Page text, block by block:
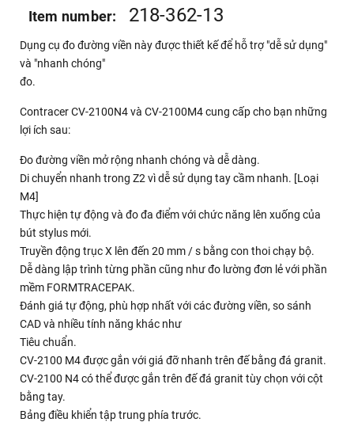
Item number: 218-362-13
Dụng cụ đo đường viền này được thiết kế để hỗ trợ "dễ sử dụng"
và "nhanh chóng"
đo.
Contracer CV-2100N4 và CV-2100M4 cung cấp cho bạn những
lợi ích sau:
Đo đường viền mở rộng nhanh chóng và dễ dàng.
Di chuyển nhanh trong Z2 vì dễ sử dụng tay cầm nhanh. [Loại
M4]
Thực hiện tự động và đo đa điểm với chức năng lên xuống của
bút stylus mới.
Truyền động trục X lên đến 20 mm / s bằng con thoi chạy bộ.
Dễ dàng lập trình từng phần cũng như đo lường đơn lẻ với phần
mềm FORMTRACEPAK.
Đánh giá tự động, phù hợp nhất với các đường viền, so sánh
CAD và nhiều tính năng khác như
Tiêu chuẩn.
CV-2100 M4 được gắn với giá đỡ nhanh trên đế bằng đá granit.
CV-2100 N4 có thể được gắn trên đế đá granit tùy chọn với cột
bằng tay.
Bảng điều khiển tập trung phía trước.